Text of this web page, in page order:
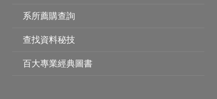
系所薦購查詢
查找資料秘技
百大專業經典圖書